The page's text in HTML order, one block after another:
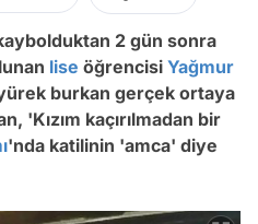
2 gün sonra
lise öğrencisi Yağmur
burkan gerçek ortaya
'Kızım kaçırılmadan bir
'nda katilinin 'amca' diye